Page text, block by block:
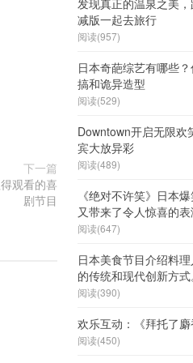
下一篇
观看的喜
剧节目
发现真正的温泉之美
减版一起去旅行
阅读(957)
日本奇葩综艺有哪些
搞和诡异造型
阅读(529)
Downtown开启无限欢
宾大放异彩
阅读(489)
《绝对不许笑》日本
又带来了令人惊喜的
阅读(647)
日本美食节目介绍料
的传统和现代创新方式
阅读(390)
欢乐互动：《拜托了
阅读(450)